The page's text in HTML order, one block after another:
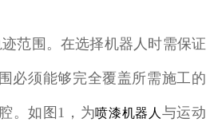
迹范围。在选择机器人时需保证
必须能够完全覆盖所需施工的
。如图1，为喷漆机器人 与运动